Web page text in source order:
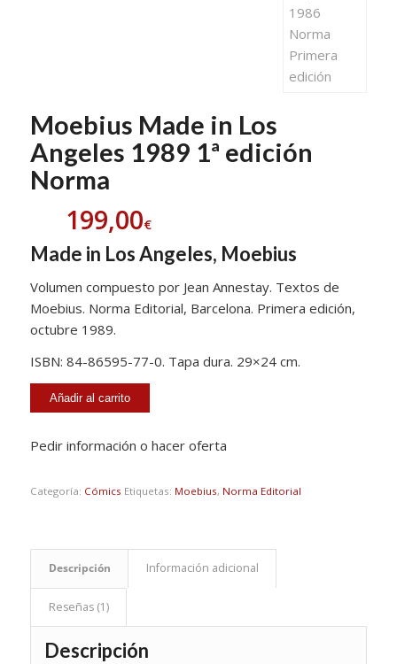
Moebius Made in Los
Angeles 1989 1ª edición
Norma
199,00€
Made in Los Angeles, Moebius
Volumen compuesto por Jean Annestay. Textos de
Moebius. Norma Editorial, Barcelona. Primera edición,
octubre 1989.
ISBN: 84-86595-77-0. Tapa dura. 29×24 cm.
Añadir al carrito
Pedir información o hacer oferta
Categoría: Cómics Etiquetas: Moebius, Norma Editorial
Descripción Información adicional
Reseñas (1)
Descripción